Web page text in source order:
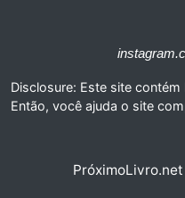
Disclosure: Este site
Então, você ajuda o site